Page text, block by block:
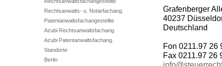
Rechtsanwalts- u. Notarfachang.
Patentanwaltsfachangestellte
Azubi Rechtsanwaltsfachang.
Azubi Patentanwaltsfachang.
Standorte
Berlin
Grafenberger
40237
Deutschland
Fon 0211.97 26
Fax 0211.97 26